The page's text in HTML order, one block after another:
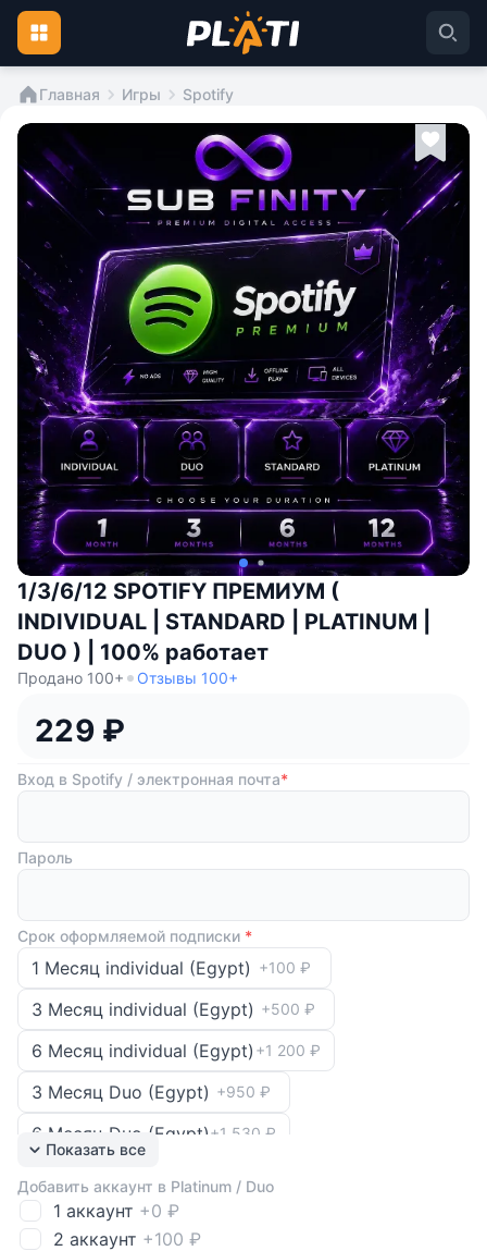
Главная Игры Spotify
1/3/6/12 SPOTIFY ПРЕМИУМ (
INDIVIDUAL | STANDARD | PLATINUM |
DUO ) | 100% работает
Продано 100+ Отзывы 100+
229 ₽
Вход в Spotify / электронная почта*
Пароль
Срок оформляемой подписки *
1 Месяц individual (Egypt) +100 ₽
3 Месяц individual (Egypt) +500 ₽
6 Месяц individual (Egypt) +1 200 ₽
3 Месяц Duo (Egypt) +950 ₽
6 Месяц Duo (Egypt)+1 530 ₽
1 Месяц standard (India)
12 Месяц standard (India)
Показать все
Добавить аккаунт в Platinum / Duo
1 аккаунт +0 ₽
2 аккаунт +100 ₽